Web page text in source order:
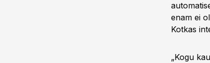
enam ei
Kotkas
„Kogu